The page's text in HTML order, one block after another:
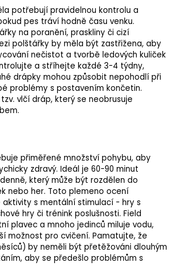
potřebují pravidelnou kontrolu a
pes tráví hodně času venku.
na poranění, praskliny či cizí
polštářky by měla být zastřižena, aby
nečistot a tvorbě ledových kuliček
a stříhejte každé 3-4 týdny,
drápky mohou způsobit nepohodlí při
problémy s postavením končetin.
vlčí dráp, který se neobrusuje
přiměřené množství pohybu, aby
zdravý. Ideál je 60-90 minut
který může být rozdělen do
nebo her. Toto plemeno ocení
s mentální stimulací - hry s
hry či trénink poslušnosti. Field
plavec a mnoho jedinců miluje vodu,
možnost pro cvičení. Pamatujte, že
by neměli být přetěžováni dlouhým
aby se předešlo problémům s